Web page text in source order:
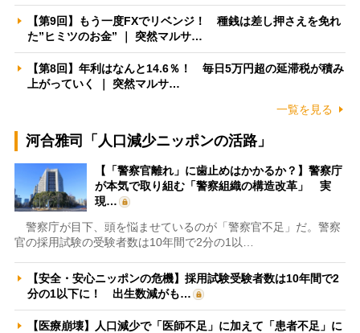
【第9回】もう一度FXでリベンジ！ 種銭は差し押さえを免れ
た”ヒミツのお金” ｜ 突然マルサ…
【第8回】年利はなんと14.6％！ 毎日5万円超の延滞税が積み
上がっていく ｜ 突然マルサ…
一覧を見る
河合雅司「人口減少ニッポンの活路」
【「警察官離れ」に歯止めはかかるか？】警察庁
が本気で取り組む「警察組織の構造改革」 実
現…
警察庁が目下、頭を悩ませているのが「警察官不足」だ。警察
官の採用試験の受験者数は10年間で2分の1以…
【安全・安心ニッポンの危機】採用試験受験者数は10年間で2
分の1以下に！ 出生数減がも…
【医療崩壊】人口減少で「医師不足」に加えて「患者不足」に